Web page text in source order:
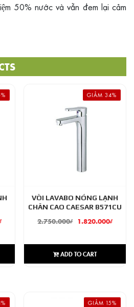
50% nước và vẫn đem lại cảm
GIẢM 34%
VÒI LAVABO NÓNG LẠNH
CHÂN CAO CAESAR B571CU
2.750.000₫ 1.820.000₫
ADD TO CART
GIẢM 15%